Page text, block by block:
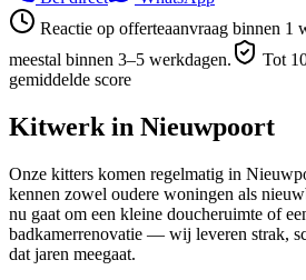
Reactie op offerteaanvraag binnen 1
meestal binnen 3–5 werkdagen.
Tot
gemiddelde score
Kitwerk in Nieuwpoort
Onze kitters komen regelmatig in
kennen zowel oudere woningen als
nu gaat om een kleine doucheruimte of
badkamerrenovatie — wij leveren strak,
dat jaren meegaat.